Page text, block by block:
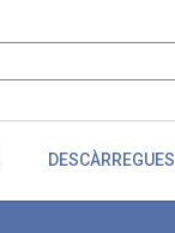
DESCÀRREGUES